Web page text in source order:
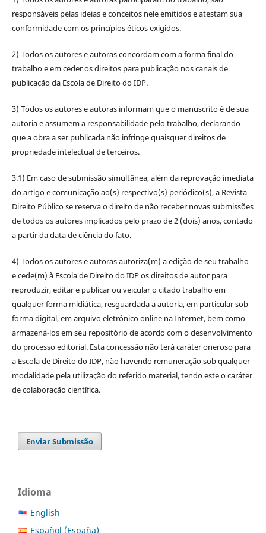
responsáveis pelas ideias e conceitos nele emitidos e atestam sua
conformidade com os princípios éticos exigidos.
2) Todos os autores e autoras concordam com a forma final do
trabalho e em ceder os direitos para publicação nos canais de
publicação da Escola de Direito do IDP.
3) Todos os autores e autoras informam que o manuscrito é de sua
autoria e assumem a responsabilidade pelo trabalho, declarando
que a obra a ser publicada não infringe quaisquer direitos de
propriedade intelectual de terceiros.
3.1) Em caso de submissão simultânea, além da reprovação imediata
do artigo e comunicação ao(s) respectivo(s) periódico(s), a Revista
Direito Público se reserva o direito de não receber novas submissões
de todos os autores implicados pelo prazo de 2 (dois) anos, contado
a partir da data de ciência do fato.
4) Todos os autores e autoras autoriza(m) a edição de seu trabalho
e cede(m) à Escola de Direito do IDP os direitos de autor para
reproduzir, editar e publicar ou veicular o citado trabalho em
qualquer forma midiática, resguardada a autoria, em particular sob
forma digital, em arquivo eletrônico online na Internet, bem como
armazená-los em seu repositório de acordo com o desenvolvimento
do processo editorial. Esta concessão não terá caráter oneroso para
a Escola de Direito do IDP, não havendo remuneração sob qualquer
modalidade pela utilização do referido material, tendo este o caráter
de colaboração científica.
Enviar Submissão
Idioma
English
Español (España)